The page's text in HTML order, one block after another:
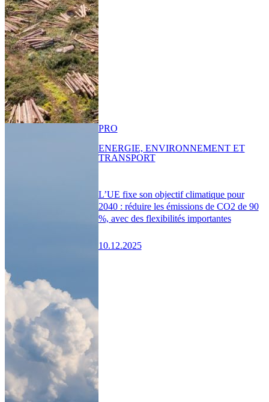
L’UE fixe son objectif climatique pour
2040 : réduire les émissions de CO2 de 90
%, avec des flexibilités importantes
10.12.2025
PRO
ENERGIE, ENVIRONNEMENT ET
TRANSPORT